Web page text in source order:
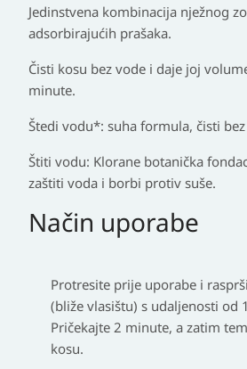
Jedinstvena kombinacija nježnog
adsorbirajućih prašaka.
Čisti kosu bez vode i daje joj
minute.
Štedi vodu*: suha formula, čisti
Štiti vodu: Klorane botanička
zaštiti voda i borbi protiv suše.
Način uporabe
Protresite prije uporabe i
(bliže vlasištu) s udaljenosti od
Pričekajte 2 minute, a zatim
kosu.